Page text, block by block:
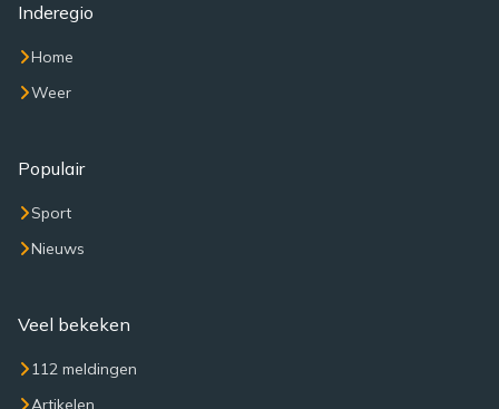
Inderegio
Home
Weer
Populair
Sport
Nieuws
Veel bekeken
112 meldingen
Artikelen